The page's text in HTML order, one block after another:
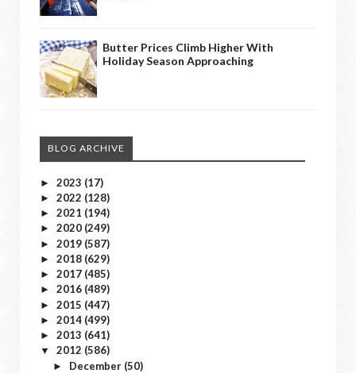
Butter Prices Climb Higher With
Holiday Season Approaching
BLOG ARCHIVE
► 2023 (17)
► 2022 (128)
► 2021 (194)
► 2020 (249)
► 2019 (587)
► 2018 (629)
► 2017 (485)
► 2016 (489)
► 2015 (447)
► 2014 (499)
► 2013 (641)
▼ 2012 (586)
► December (50)